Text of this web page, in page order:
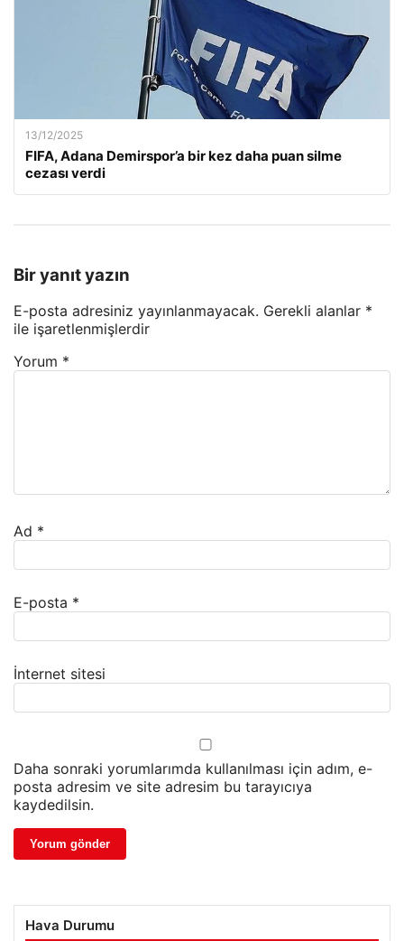
13/12/2025
FIFA, Adana Demirspor’a bir kez daha puan silme
cezası verdi
Bir yanıt yazın
E-posta adresiniz yayınlanmayacak. Gerekli alanlar *
ile işaretlenmişlerdir
Yorum *
Ad *
E-posta *
İnternet sitesi
Daha sonraki yorumlarımda kullanılması için adım, e-
posta adresim ve site adresim bu tarayıcıya
kaydedilsin.
Hava Durumu